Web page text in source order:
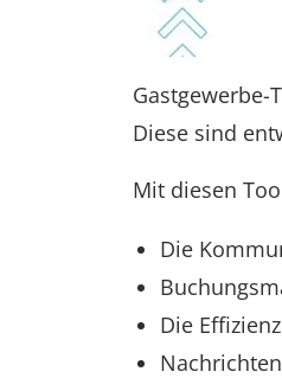
Diese sind
Mit diesen
Die
Die